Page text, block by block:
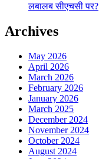
लबालब सीएचसी पर?
Archives
May 2026
April 2026
March 2026
February 2026
January 2026
March 2025
December 2024
November 2024
October 2024
August 2024